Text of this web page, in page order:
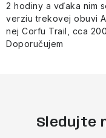
2 hodiny a vďaka nim
verziu trekovej obuvi
nej Corfu Trail, cca
Doporučujem
Sledujte